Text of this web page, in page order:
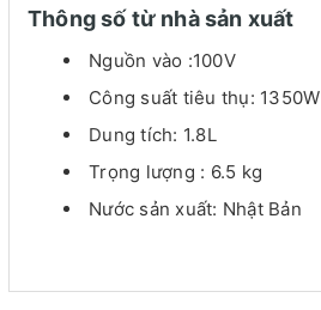
Thông số từ nhà sản xuất
Nguồn vào :100V
Công suất tiêu thụ: 1350W
Dung tích: 1.8L
Trọng lượng : 6.5 kg
Nước sản xuất: Nhật Bản